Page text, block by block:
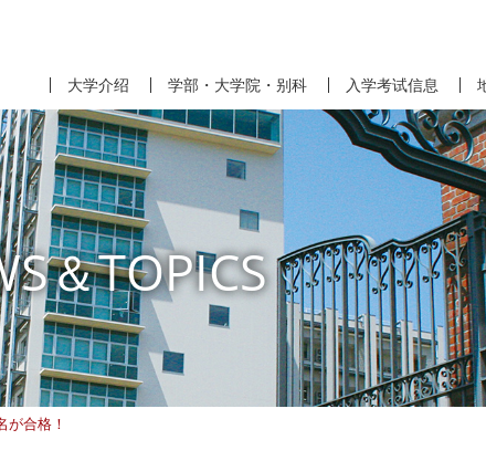
大学介绍 学部・大学院・别科 入学考试信息
＆TOPICS
が合格！